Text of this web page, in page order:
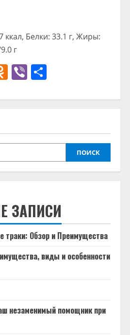
ккал, Белки: 33.1 г, Жиры:
г
Odnoklassniki
Viber
ПОИСК
ЗАПИСИ
траки: Обзор и Преимущества
виды и особенности
незаменимый помощник при